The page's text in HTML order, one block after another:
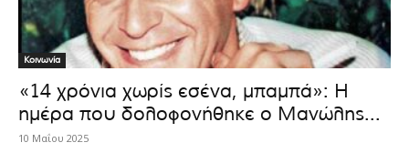
Κοινωνία
«14 χρόνια χωρίς εσένα, μπαμπά»: Η
ημέρα που δολοφονήθηκε ο Μανώλης...
10 Μαΐου 2025